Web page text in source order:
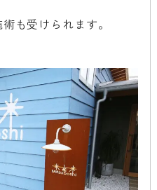
も受けられます。